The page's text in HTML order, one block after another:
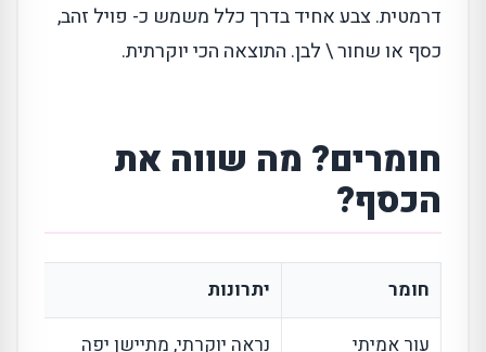
דרמטית. צבע אחיד בדרך כלל משמש כ- פויל זהב,
כסף או שחור \ לבן. התוצאה הכי יוקרתית.
חומרים? מה שווה את
הכסף?
חומר יתרונות
עור אמיתי נראה יוקרתי, מתיישן יפה